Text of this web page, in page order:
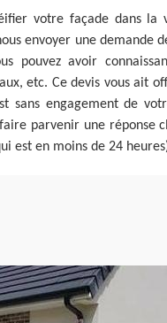
votre façade dans la
envoyer une demande
pouvez avoir
etc. Ce devis vous ait
sans engagement de
parvenir une réponse
est en moins de 24